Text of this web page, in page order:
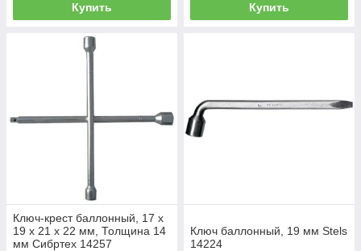
Купить Купить
Ключ-крест баллонный, 17 х
19 х 21 х 22 мм, Толщинa 14
мм Сибртех 14257
Ключ баллонный, 19 мм Stels
14224